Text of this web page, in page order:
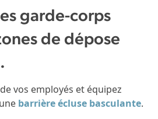
garde-corps
de dépose
vos employés et équipez
barrière écluse basculante.